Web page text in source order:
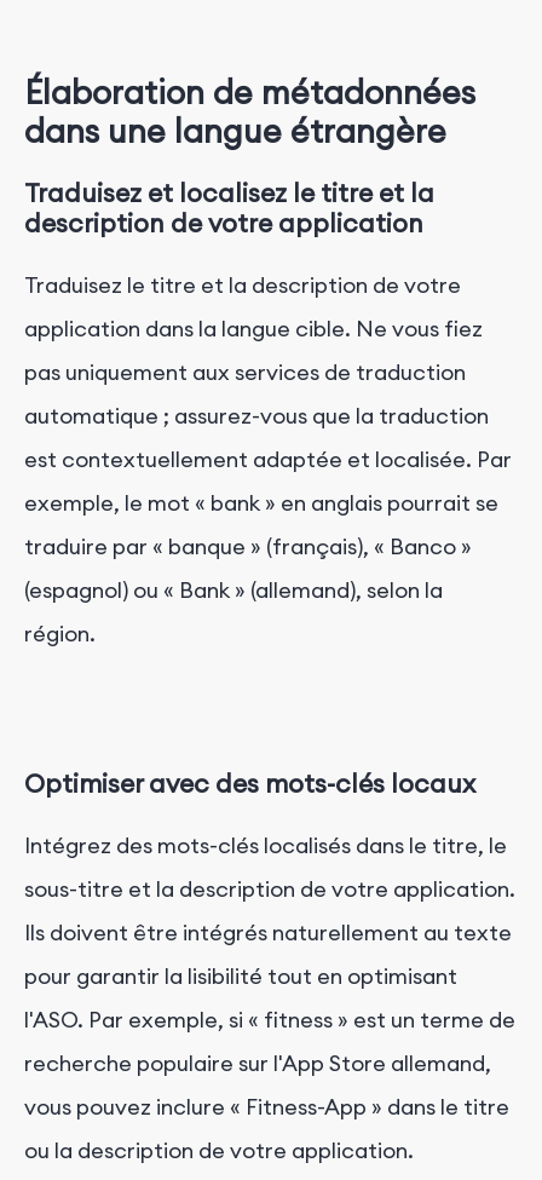
Élaboration de métadonnées
dans une langue étrangère
Traduisez et localisez le titre et la
description de votre application
Traduisez le titre et la description de votre
application dans la langue cible. Ne vous fiez
pas uniquement aux services de traduction
automatique ; assurez-vous que la traduction
est contextuellement adaptée et localisée. Par
exemple, le mot « bank » en anglais pourrait se
traduire par « banque » (français), « Banco »
(espagnol) ou « Bank » (allemand), selon la
région.
Optimiser avec des mots-clés locaux
Intégrez des mots-clés localisés dans le titre, le
sous-titre et la description de votre application.
Ils doivent être intégrés naturellement au texte
pour garantir la lisibilité tout en optimisant
l'ASO. Par exemple, si « fitness » est un terme de
recherche populaire sur l'App Store allemand,
vous pouvez inclure « Fitness-App » dans le titre
ou la description de votre application.